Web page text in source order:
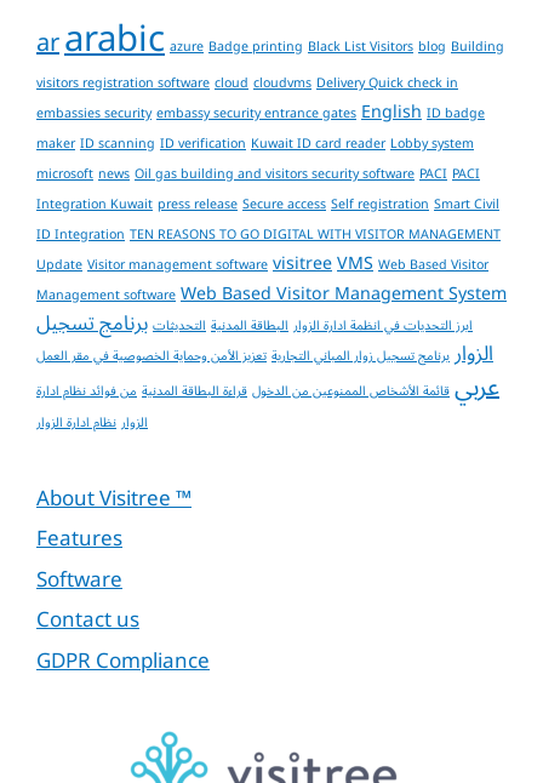
ararabicazureBadge printing Black List Visitorsblog Building
visitors registration softwarecloudcloudvmsDelivery Quick check in
embassies securityembassy security entrance gatesEnglishID badge
makerID scanning ID verificationKuwait ID card readerLobby system
microsoftnewsOil gas building and visitors security softwarePACIPACI
Integration Kuwaitpress releaseSecure accessSelf registrationSmart Civil
ID IntegrationTEN REASONS TO GO DIGITAL WITH VISITOR MANAGEMENT
UpdateVisitor management softwarevisitreeVMSWeb Based Visitor
Management softwareWeb Based Visitor Management System
ابرز التحديات في انظمة ادارة الزوارالبطاقة المدنيةالتحديثاتبرنامج تسجيل
الزواربرنامج تسجيل زوار المباني التجاريةتعزيز الأمن وحماية الخصوصية في مقر العمل
عربيقائمة الأشخاص الممنوعين من الدخولقراءة البطاقة المدنيةمن فوائد نظام ادارة
الزوارنظام ادارة الزوار
About Visitree ™
Features
Software
Contact us
GDPR Compliance